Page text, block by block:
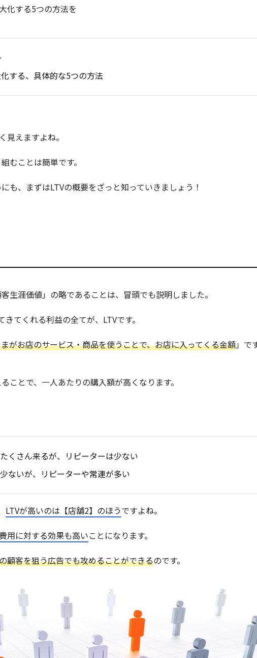
化する5つの方法を
する、具体的な5つの方法
見えますよね。
むことは簡単です。
も、まずはLTVの概要をざっと知っていきましょう！
生涯価値」の略であることは、冒頭でも説明しました。
てくれる利益の全てが、LTVです。
がお店のサービス・商品を使うことで、お店に入ってくる金額」で
ことで、一人あたりの購入額が高くなります。
くさん来るが、リピーターは少ない
ないが、リピーターや常連が多い
LTVが高いのは【店舗2】のほうですよね。
用に対する効果も高いことになります。
顧客を狙う広告でも攻めることができるのです。